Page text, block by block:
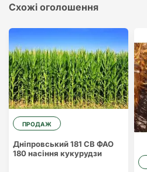
Схожі оголошення
ПРОДАЖ
Дніпровський 181 СВ ФАО
180 насіння кукурудзи